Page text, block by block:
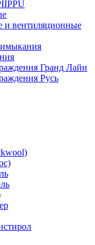
и вентиляционные
Гранд Лайн
Русь